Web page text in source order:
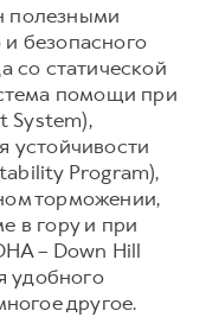
полезными
безопасного
со статической
помощи при
System),
устойчивости
Program),
торможении,
в гору и при
– Down Hill
удобного
другое.